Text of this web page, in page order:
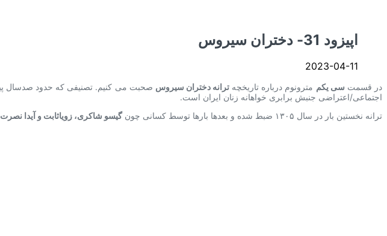
اپیزود 31- دختران سیروس
2023-04-11
در قسمت سی‌ یکم مترونوم درباره تاریخچه ترانه ⁧دختران سیروس
اجتماعی/اعتراضی جنبش برابری خواهانه زنان ایران است.
ترانه نخستین بار در سال ۱۳۰۵ ضبط شده و بعدها بارها توسط کسانی چون
گیسو شاکری، زویاثابت و آیدا نصرت